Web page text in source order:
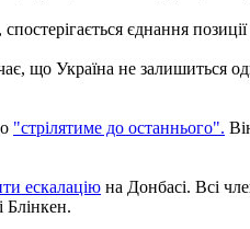
єднання
що Україна не залишиться
"стрілятиме до останнього".
ескалацію на Донбасі. Всі
Блінкен.